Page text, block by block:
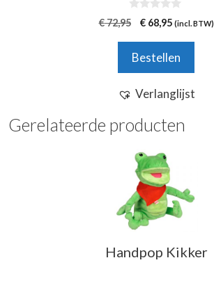
0
v
5
€72,95
Oorspronkelijke
was:
€ 72,95.
€68,95Huidige
€ 68,95.
(incl. BTW)
Bestellen
Verlanglijst
Gerelateerde producten
Handpop Kikker